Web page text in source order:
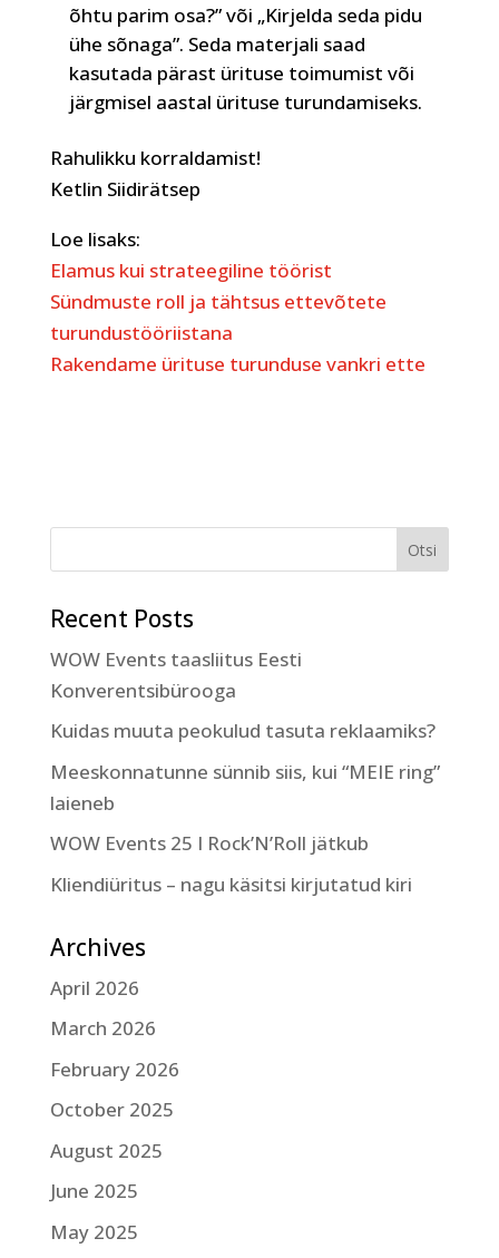
õhtu parim osa?” või „Kirjelda seda pidu
ühe sõnaga”. Seda materjali saad
kasutada pärast ürituse toimumist või
järgmisel aastal ürituse turundamiseks.
Rahulikku korraldamist!
Ketlin Siidirätsep
Loe lisaks:
Elamus kui strateegiline töörist
Sündmuste roll ja tähtsus ettevõtete
turundustööriistana
Rakendame ürituse turunduse vankri ette
Recent Posts
WOW Events taasliitus Eesti
Konverentsibürooga
Kuidas muuta peokulud tasuta reklaamiks?
Meeskonnatunne sünnib siis, kui “MEIE ring”
laieneb
WOW Events 25 I Rock’N’Roll jätkub
Kliendiüritus – nagu käsitsi kirjutatud kiri
Archives
April 2026
March 2026
February 2026
October 2025
August 2025
June 2025
May 2025